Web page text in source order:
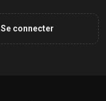
Se connecter